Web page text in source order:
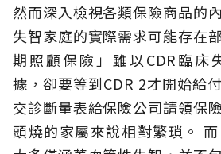
然而深入檢視各類保險商品的
失智家庭的實際需求可能存在
期照顧保險」雖以CDR臨床
據，卻要等到CDR 2才開始給
交診斷量表給保險公司請領保
頭燒的家屬來說相對繁瑣。